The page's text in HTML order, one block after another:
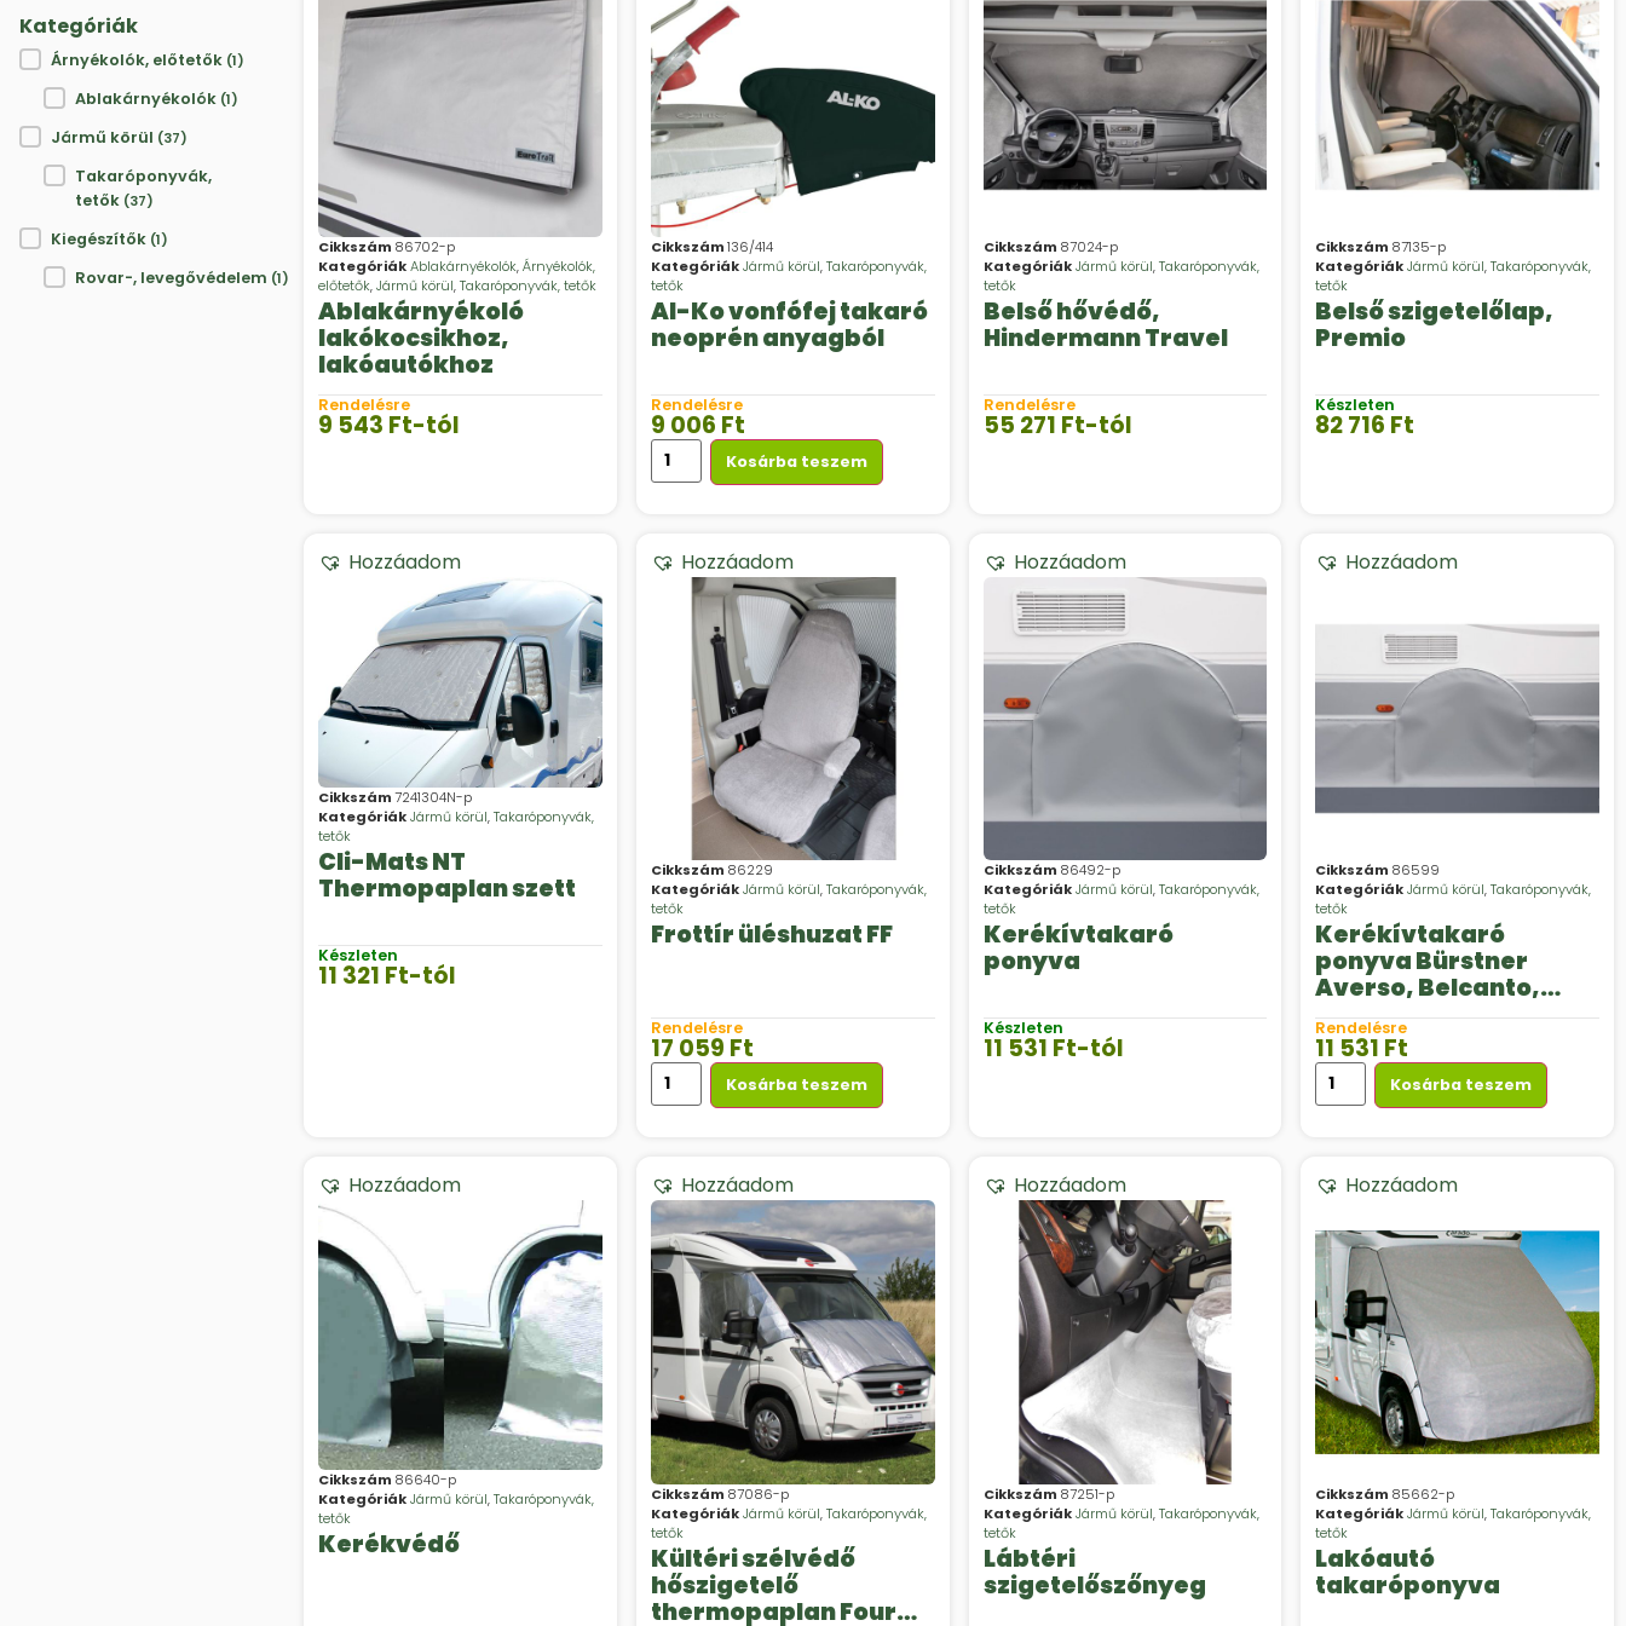
Kategóriák
Kategóriák
Árnyékolók, előtetők (1)
Ablakárnyékolók (1)
Jármű körül (37)
Takaróponyvák,
tetők (37)
Kiegészítők (1)
Rovar-, levegővédelem (1)
Cikkszám 86702-p
Kategóriák Ablakárnyékolók,Árnyékolók,
előtetők,Jármű körül,Takaróponyvák, tetők
Ablakárnyékoló
lakókocsikhoz,
lakóautókhoz
Rendelésre
9 543 Ft-tól
Cikkszám136/414
KategóriákJármű körül,Takaróponyvák,
tetők
Al-Ko vonfófej takaró
neoprén anyagból
Rendelésre
9 006 Ft
Kosárba teszem
Cikkszám 87024-p
Kategóriák Jármű körül,Takaróponyvák,
tetők
Belső hővédő,
Hindermann Travel
Rendelésre
55 271 Ft-tól
Cikkszám 87135-p
Kategóriák Jármű körül,Takaróponyvák,
tetők
Belső szigetelőlap,
Premio
Készleten
82 716 Ft
Hozzáadom
Cikkszám7241304N-p
Kategóriák Jármű körül,Takaróponyvák,
tetők
Cli-Mats NT
Thermopaplan szett
Készleten
11 321 Ft-tól
Hozzáadom
Cikkszám 86229
KategóriákJármű körül,Takaróponyvák,
tetők
Frottír üléshuzat FF
Rendelésre
17 059 Ft
Kosárba teszem
Hozzáadom
Cikkszám 86492-p
Kategóriák Jármű körül,Takaróponyvák,
tetők
Kerékívtakaró
ponyva
Készleten
11 531 Ft-tól
Hozzáadom
Cikkszám 86599
Kategóriák Jármű körül,Takaróponyvák,
tetők
Kerékívtakaró
ponyva Bürstner
Averso, Belcanto,
Premio, Trecento
lakókocsikhoz
Rendelésre
11 531 Ft
Kosárba teszem
Hozzáadom
Cikkszám 86640-p
Kategóriák Jármű körül,Takaróponyvák,
tetők
Kerékvédő
Hozzáadom
Cikkszám 87086-p
KategóriákJármű körül,Takaróponyvák,
tetők
Kültéri szélvédő
hőszigetelő
thermopaplan Four
Hozzáadom
Cikkszám 87251-p
Kategóriák Jármű körül,Takaróponyvák,
tetők
Lábtéri
szigetelőszőnyeg
Hozzáadom
Cikkszám 85662-p
Kategóriák Jármű körül,Takaróponyvák,
tetők
Lakóautó
takaróponyva